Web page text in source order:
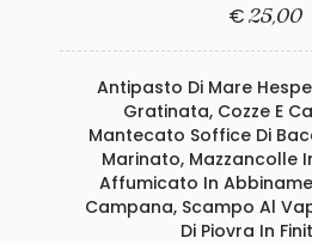
€25,00
Antipasto Di Mare
Gratinata, Cozze E
Mantecato Soffice Di
Marinato, Mazzancolle
Affumicato In
Campana, Scampo Al
Di Piovra In